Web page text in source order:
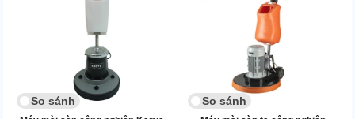
So sánh So sánh